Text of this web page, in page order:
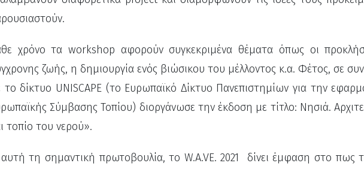
χρόνο τα workshop αφορούν συγκεκριμένα θέματα όπως οι
ζωής, η δημιουργία ενός βιώσικου του μέλλοντος κ.α. Φέτος, σε
το δίκτυο UNISCAPE (το Ευρωπαϊκό Δίκτυο Πανεπιστημίων για την
Σύμβασης Τοπίου) διοργάνωσε την έκδοση με τίτλο: Νησιά.
τοπίο του νερού».
αυτή τη σημαντική πρωτοβουλία, το W.A.VE. 2021 δίνει έμφαση στο πως